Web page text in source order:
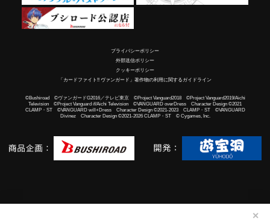
✕
プライバシーポリシー
外部送信ポリシー
クッキーポリシー
「カードファイト!! ヴァンガード」著作物の利用に関するガイドライン
©Bushiroad ©ヴァンガードG2016／テレビ東京 ©Project Vanguard2018 ©Project Vanguard2019/Aichi
Television ©Project Vanguard if/Aichi Television ©VANGUARD overDress Character Design ©2021
CLAMP・ST ©VANGUARD will+Dress Character Design ©2021-2023 CLAMP・ST ©VANGUARD
Divinez Character Design ©2021-2026 CLAMP・ST © Cygames, Inc.